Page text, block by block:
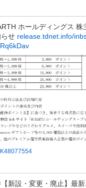
ホールディングス 株
せ release.tdnet.info/
【新設・変更・廃止】最